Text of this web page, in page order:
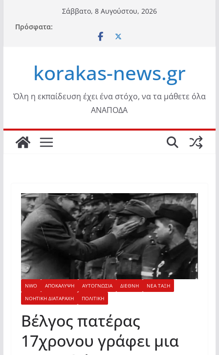
περιεχόμενο
Σάββατο, 8 Αυγούστου, 2026
Πρόσφατα:
korakas-news.gr
Όλη η εκπαίδευση έχει ένα στόχο, να τα μάθετε όλα
ΑΝΑΠΟΔΑ
NWO ΑΠΟΚΑΛΥΨΗ ΑΥΤΟΓΝΩΣΙΑ ΔΙΕΘΝΗ
ΝΕΑ ΤΑΞΗ
ΝΟΗΤΙΚΗ ΔΙΑΤΑΡΑΧΗ
ΠΟΛΙΤΙΚΗ
Βέλγος πατέρας
17χρονου γράφει μια